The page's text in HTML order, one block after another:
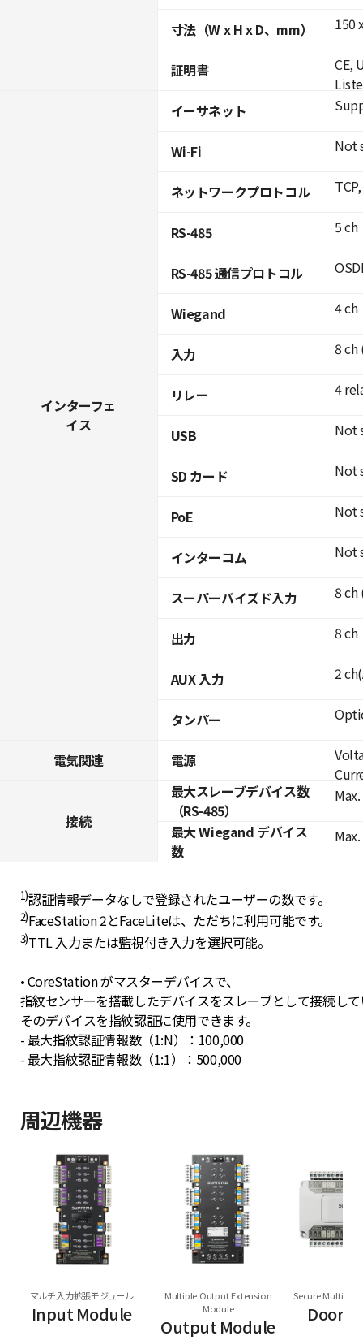
寸法（W x H x D、mm）
証明書
インターフェ
イス
イーサネット
Wi-Fi
ネットワークプロトコル
RS-485
RS-485 通信プロトコル
Wiegand
入力
リレー
USB
SD カード
PoE
インターコム
スーパーバイズド入力
出力
AUX 入力
タンパー
電気関連 電源
接続
最大スレーブデバイス数
（RS-485）
最大 Wiegand デバイス
数
150
CE,
Not
5 ch
4 ch
8 ch
4
Not
Not
Not
Not
8 ch
8 ch
2
1)認証情報データなしで登録されたユーザーの数です。
2)FaceStation 2とFaceLiteは、ただちに利用可能です。
3)TTL 入力または監視付き入力を選択可能。
• CoreStation がマスターデバイスで、
指紋センサーを搭載したデバイスをスレーブとして接続し
そのデバイスを指紋認証に使用できます。
- 最大指紋認証情報数（1:N）：100,000
- 最大指紋認証情報数（1:1）：500,000
周辺機器
マルチ入力拡張モジュール
Input Module
Multiple Output Extension
Module
Output Module
Secure Multi
Door